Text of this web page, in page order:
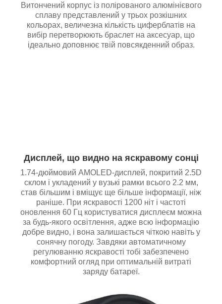
Витончений корпус із полірованого алюмінієвого
сплаву представлений у трьох розкішних
кольорах, величезна кількість циферблатів на
вибір перетворюють браслет на аксесуар, що
ідеально доповнює твій повсякденний образ.
Дисплей, що видно на яскравому сонці
1.74-дюймовий AMOLED-дисплей, покритий 2.5D
склом і укладений у вузькі рамки всього 2.2 мм,
став більшим і вміщує ще більше інформації, ніж
раніше. При яскравості 1200 ніт і частоті
оновлення 60 Гц користуватися дисплеєм можна
за будь-якого освітлення, адже всю інформацію
добре видно, і вона залишається чіткою навіть у
сонячну погоду. Завдяки автоматичному
регулюванню яскравості тобі забезпечено
комфортний огляд при оптимальній витраті
заряду батареї.